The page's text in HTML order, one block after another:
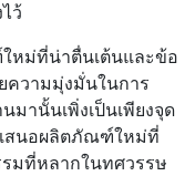
ว้
หม่ที่น่าตื่นเต้นและข้อ
ความมุ่งมั่นในการ
านั้นเพิ่งเป็นเพียงจุด
เสนอผลิตภัณฑ์ใหม่ที่
มที่หลากในทศวรรษ